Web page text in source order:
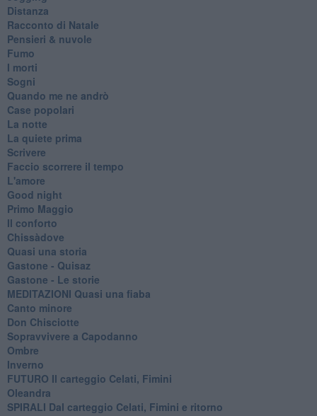
Distanza
Racconto di Natale
Pensieri & nuvole
Fumo
I morti
Sogni
Quando me ne andrò
Case popolari
La notte
La quiete prima
Scrivere
Faccio scorrere il tempo
L'amore
Good night
Primo Maggio
Il conforto
Chissàdove
Quasi una storia
Gastone - Quisaz
Gastone - Le storie
MEDITAZIONI Quasi una fiaba
Canto minore
Don Chisciotte
Sopravvivere a Capodanno
Ombre
Inverno
FUTURO Il carteggio Celati, Fimini
Oleandra
SPIRALI Dal carteggio Celati, Fimini e ritorno